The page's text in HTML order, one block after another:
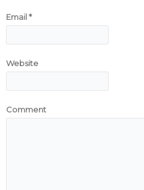
Email*
Website
Comment